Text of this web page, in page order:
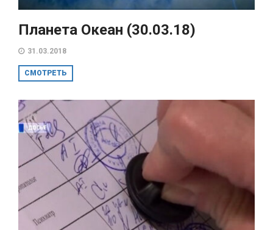
Планета Океан (30.03.18)
31.03.2018
СМОТРЕТЬ